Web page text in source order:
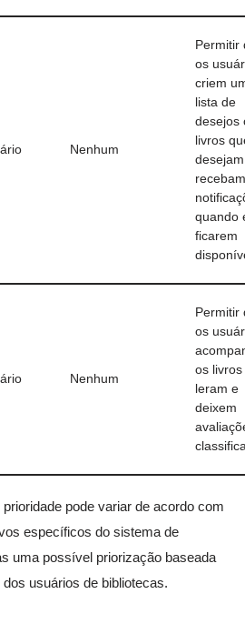
Nenhum
Permitir
os
criem
lista de
desejos
livros
recebam
quando
ficarem
Nenhum
Permitir
os
os livros
leram e
deixem
pode variar de acordo com
específicos do sistema de
uma possível priorização baseada
usuários de bibliotecas.